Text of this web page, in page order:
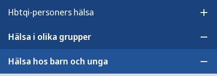
Hbtqi-personers hälsa
Hälsa i olika grupper
Hälsa hos barn och unga
Projektets egen slutrapport som beskriver de
projekttiden.
Barnkraft/Aladdin – parallella stödgrupper för
familjer med en beroendeproblematik